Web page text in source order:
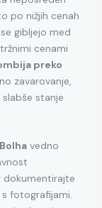
po nižjih cenah
gibljejo med
cenami
preko
zavarovanje,
stanje
Bolhavedno
dokumentirajte
fotografijami.